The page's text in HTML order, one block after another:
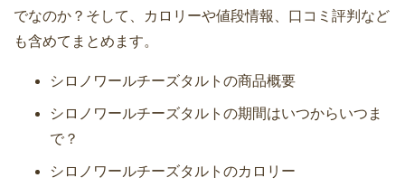
でなのか？そして、カロリーや値段情報、口コミ評判など
も含めてまとめます。
シロノワールチーズタルトの商品概要
シロノワールチーズタルトの期間はいつからいつま
で？
シロノワールチーズタルトのカロリー